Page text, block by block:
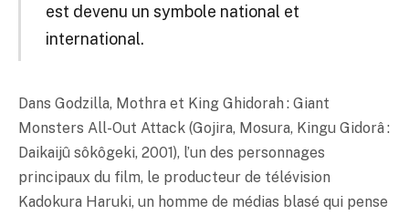
est devenu un symbole national et
international.
Dans Godzilla, Mothra et King Ghidorah : Giant
Monsters All-Out Attack (Gojira, Mosura, Kingu Gidorâ :
Daikaijû sôkôgeki, 2001), l’un des personnages
principaux du film, le producteur de télévision
Kadokura Haruki, un homme de médias blasé qui pense